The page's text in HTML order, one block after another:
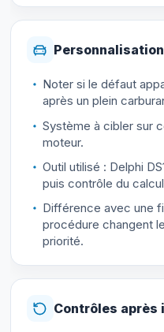
Noter si le défaut
après un plein
Système à cibler sur
moteur.
Outil utilisé : Delphi
puis contrôle du
Différence avec une
procédure changent
priorité.
Contrôles après